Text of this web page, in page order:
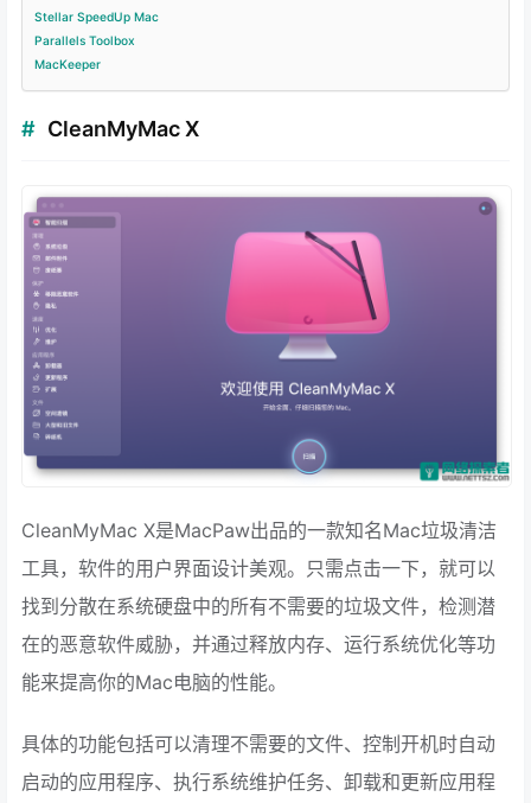
Stellar SpeedUp Mac
Parallels Toolbox
MacKeeper
CleanMyMac X
CleanMyMac X是MacPaw出品的一款知名Mac垃圾清洁
工具，软件的用户界面设计美观。只需点击一下，就可以
找到分散在系统硬盘中的所有不需要的垃圾文件，检测潜
在的恶意软件威胁，并通过释放内存、运行系统优化等功
能来提高你的Mac电脑的性能。
具体的功能包括可以清理不需要的文件、控制开机时自动
启动的应用程序、执行系统维护任务、卸载和更新应用程